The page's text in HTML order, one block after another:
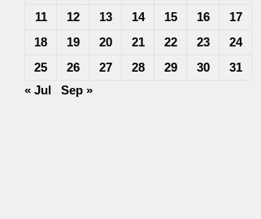
11
12 13 14 15 16
17
18
19 20 21 22 23
24
25
26 27 28 29 30
31
« Jul
Sep »